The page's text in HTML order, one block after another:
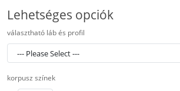
Lehetséges opciók
választható láb és profil
korpusz színek